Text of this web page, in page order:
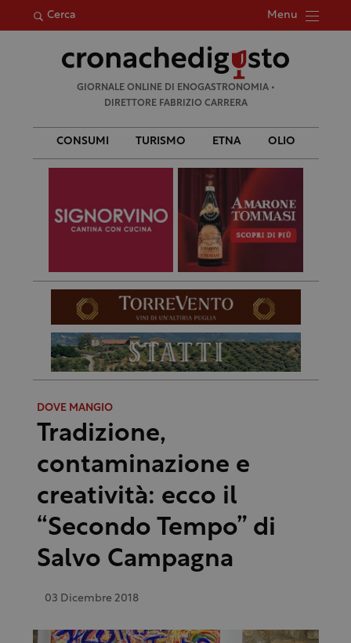
Cerca Menu
per:
GIORNALE ONLINE DI ENOGASTRONOMIA •
DIRETTORE FABRIZIO CARRERA
CONSUMI TURISMO ETNA OLIO
DOVE MANGIO
Tradizione,
contaminazione e
creatività: ecco il
“Secondo Tempo” di
Salvo Campagna
03 Dicembre 2018